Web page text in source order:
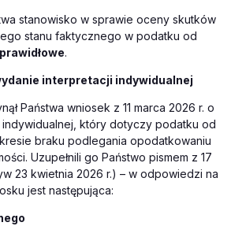
stanowisko w sprawie oceny skutków
stanu faktycznego w podatku od
.
interpretacji indywidualnej
Państwa wniosek z 11 marca 2026 r. o
który dotyczy podatku od
braku podlegania opodatkowaniu
Uzupełnili go Państwo pismem z 17
23 kwietnia 2026 r.) – w odpowiedzi na
jest następująca: